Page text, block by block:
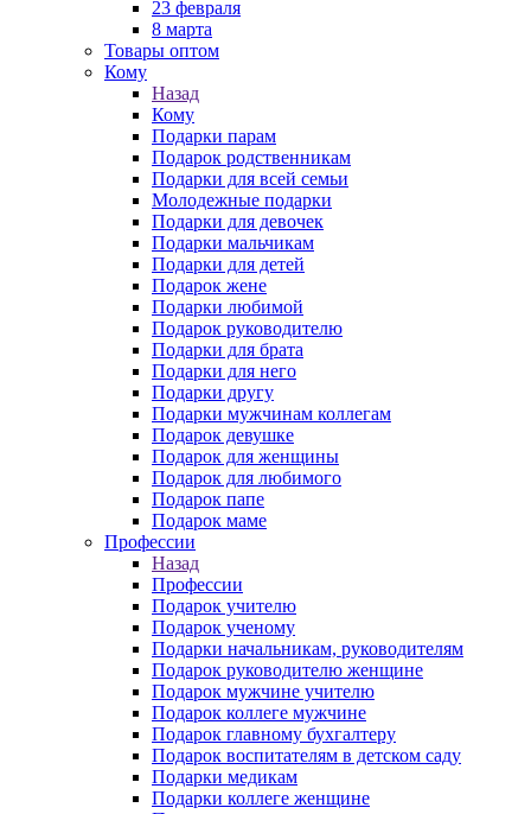
23 февраля
8 марта
Товары оптом
Кому
Назад
Кому
Подарки парам
Подарок родственникам
Подарки для всей семьи
Молодежные подарки
Подарки для девочек
Подарки мальчикам
Подарки для детей
Подарок жене
Подарки любимой
Подарок руководителю
Подарки для брата
Подарки для него
Подарки другу
Подарки мужчинам коллегам
Подарок девушке
Подарок для женщины
Подарок для любимого
Подарок папе
Подарок маме
Профессии
Назад
Профессии
Подарок учителю
Подарок ученому
Подарки начальникам, руководителям
Подарок руководителю женщине
Подарок мужчине учителю
Подарок коллеге мужчине
Подарок главному бухгалтеру
Подарок воспитателям в детском саду
Подарки медикам
Подарки коллеге женщине